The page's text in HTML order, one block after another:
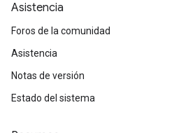
Asistencia
Foros de la comunidad
Asistencia
Notas de versión
Estado del sistema